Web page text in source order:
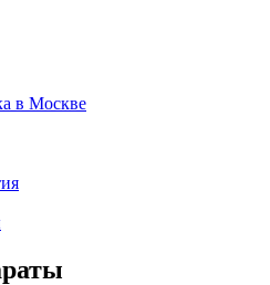
в Москве